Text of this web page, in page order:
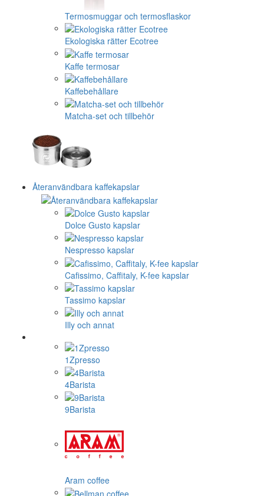
Termosmuggar och termosflaskor
Ekologiska rätter Ecotree
Kaffe termosar
Kaffebehållare
Matcha-set och tillbehör
Återanvändbara kaffekapslar
Dolce Gusto kapslar
Nespresso kapslar
Cafissimo, Caffitaly, K-fee kapslar
Tassimo kapslar
Illy och annat
1Zpresso
4Barista
9Barista
Aram coffee